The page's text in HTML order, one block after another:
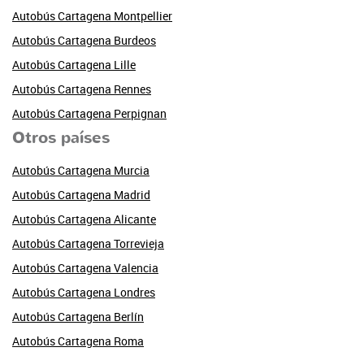
Autobús Cartagena Montpellier
Autobús Cartagena Burdeos
Autobús Cartagena Lille
Autobús Cartagena Rennes
Autobús Cartagena Perpignan
Otros países
Autobús Cartagena Murcia
Autobús Cartagena Madrid
Autobús Cartagena Alicante
Autobús Cartagena Torrevieja
Autobús Cartagena Valencia
Autobús Cartagena Londres
Autobús Cartagena Berlín
Autobús Cartagena Roma